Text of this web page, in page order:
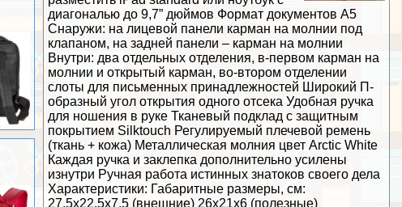
диагональю до 9,7” дюймов Формат документов А5
Снаружи: на лицевой панели карман на молнии под
клапаном, на задней панели – карман на молнии
Внутри: два отдельных отделения, в-первом карман на
молнии и открытый карман, во-втором отделении
слоты для письменных принадлежностей Широкий П-
образный угол открытия одного отсека Удобная ручка
для ношения в руке Тканевый подклад с защитным
покрытием Silktouch Регулируемый плечевой ремень
(ткань + кожа) Металлическая молния цвет Arctic White
Каждая ручка и заклепка дополнительно усилены
изнутри Ручная работа истинных знатоков своего дела
Хаpaктеристики: Габаритные размеры, см:
27,5х22,5х7,5 (внешние) 26х21х6 (полезные)